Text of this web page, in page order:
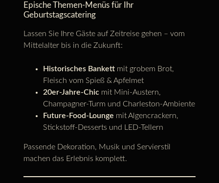
Epische Themen-Menüs für Ihr
Geburtstagscatering
Lassen Sie Ihre Gäste auf Zeitreise gehen – vom
Mittelalter bis in die Zukunft:
Historisches Bankett mit grobem Brot,
Fleisch vom Spieß & Apfelmet
20er-Jahre-Chic mit Mini-Austern,
Champagner-Turm und Charleston-Ambiente
Future-Food-Lounge mit Algencrackern,
Stickstoff-Desserts und LED-Tellern
Passende Dekoration, Musik und Servierstil
machen das Erlebnis komplett.